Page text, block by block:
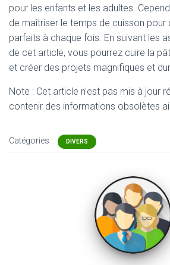
pour les enfants et les adultes.
de maîtriser le temps de cuisson pour
parfaits à chaque fois. En suivant les
de cet article, vous pourrez cuire la
et créer des projets magnifiques et
Note : Cet article n'est pas mis à jour
contenir des informations obsolètes
Catégories : DIVERS